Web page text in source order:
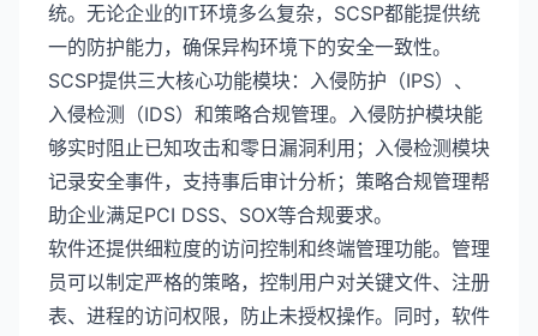
统。无论企业的IT环境多么复杂，SCSP都能提供统
一的防护能力，确保异构环境下的安全一致性。
SCSP提供三大核心功能模块：入侵防护（IPS）、
入侵检测（IDS）和策略合规管理。入侵防护模块能
够实时阻止已知攻击和零日漏洞利用；入侵检测模块
记录安全事件，支持事后审计分析；策略合规管理帮
助企业满足PCI DSS、SOX等合规要求。
软件还提供细粒度的访问控制和终端管理功能。管理
员可以制定严格的策略，控制用户对关键文件、注册
表、进程的访问权限，防止未授权操作。同时，软件